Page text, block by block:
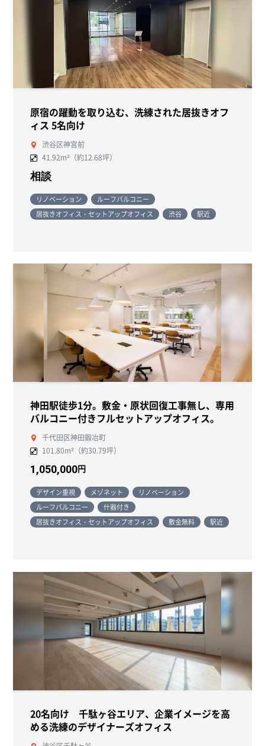
原宿の躍動を取り込む、洗練された居抜きオフ
ィス 5名向け
渋谷区神宮前
41.92m²（約12.68坪）
相談
リノベーション
ルーフバルコニー
居抜きオフィス・セットアップオフィス
渋谷 駅近
神田駅徒歩1分。敷金・原状回復工事無し、専用
バルコニー付きフルセットアップオフィス。
千代田区神田鍛冶町
101.80m²（約30.79坪）
1,050,000円
デザイン重視 メゾネット
リノベーション
ルーフバルコニー
什器付き
居抜きオフィス・セットアップオフィス
敷金無料 駅近
20名向け 千駄ヶ谷エリア、企業イメージを高
める洗練のデザイナーズオフィス